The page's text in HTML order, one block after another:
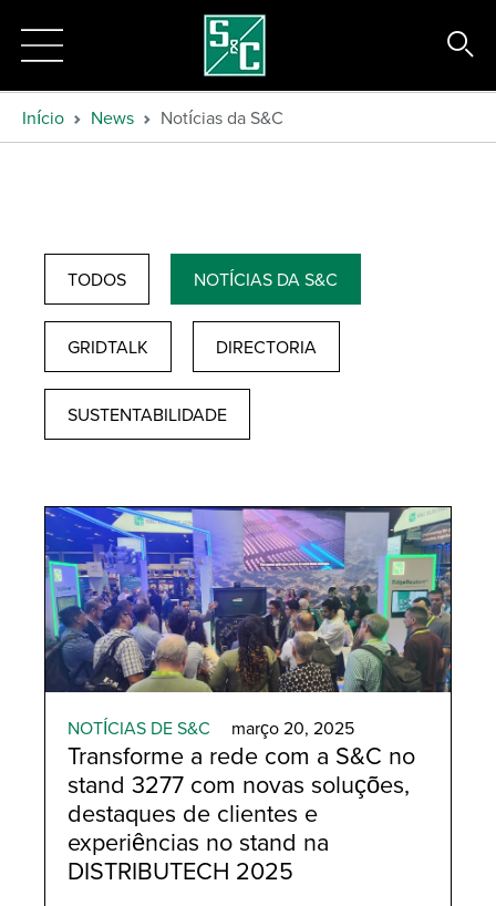
Início News Notícias da S&C
TODOS NOTÍCIAS DA S&C
GRIDTALK DIRECTORIA
SUSTENTABILIDADE
Automatic Restoration
NOTÍCIAS DE S&C março 20, 2025
Transforme a rede com a S&C no
stand 3277 com novas soluções,
destaques de clientes e
experiências no stand na
DISTRIBUTECH 2025